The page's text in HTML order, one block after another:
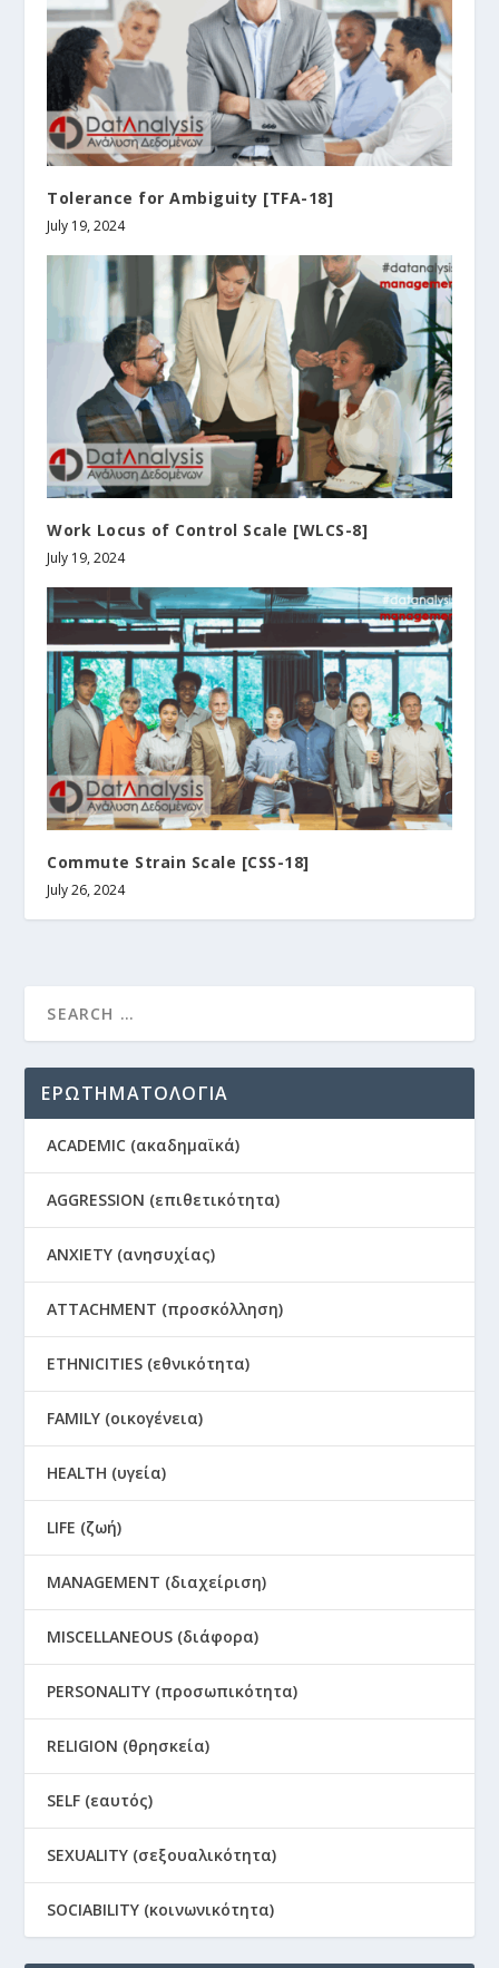
Tolerance for Ambiguity [TFA-18]
July 19, 2024
Work Locus of Control Scale [WLCS-8]
July 19, 2024
Commute Strain Scale [CSS-18]
July 26, 2024
ΕΡΩΤΗΜΑΤΟΛΟΓΙΑ
ACADEMIC (ακαδημαϊκά)
AGGRESSION (επιθετικότητα)
ANXIETY (ανησυχίας)
ATTACHMENT (προσκόλληση)
ETHNICITIES (εθνικότητα)
FAMILY (οικογένεια)
HEALTH (υγεία)
LIFE (ζωή)
MANAGEMENT (διαχείριση)
MISCELLANEOUS (διάφορα)
PERSONALITY (προσωπικότητα)
RELIGION (θρησκεία)
SELF (εαυτός)
SEXUALITY (σεξουαλικότητα)
SOCIABILITY (κοινωνικότητα)